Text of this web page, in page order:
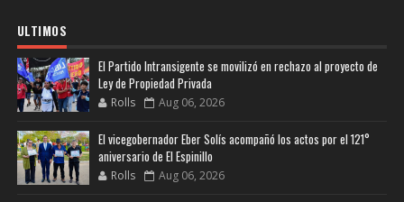
ULTIMOS
El Partido Intransigente se movilizó en rechazo al proyecto de
Ley de Propiedad Privada
Rolls Aug 06, 2026
El vicegobernador Eber Solís acompañó los actos por el 121°
aniversario de El Espinillo
Rolls Aug 06, 2026